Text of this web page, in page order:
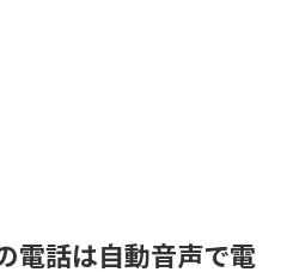
電話は自動音声で電